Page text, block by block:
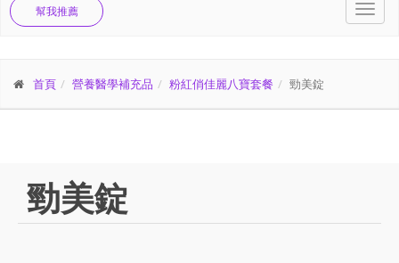
幫我推薦
首頁 營養醫學補充品 粉紅俏佳麗八寶套餐 勁美錠
勁美錠